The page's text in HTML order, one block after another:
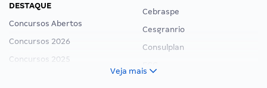
DESTAQUE
Concursos Abertos
Concursos 2026
Concursos 2025
Cebraspe
Cesgranrio
Consulplan
Veja mais